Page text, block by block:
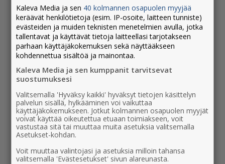
käynnissä ja pian palkitaan uudet, tämän
vuoden potentiaalisimmat kasvajat Kasvu
Openin tittelillä. Kaleva Medialta yrityksiä
sparraamassa ovat asiakkuusjohtaja Toni
Kyllönen sekä mainostoimiston
tuotantojohtaja Petteri Parhi. Vielä ehdit
hakea mukaan Pohjois-Pohjanmaan
Kasvupolku-ohjelmaan 19.3.2024 saakka –
hae mukaan tästä.
TEKSTI: HEIDI KANANEN
KASVU
MISTÄ
Kaleva Media ja sen 40 kolmannen osapuolen myyjää
keräävät henkilötietoja (esim. IP-osoite, laitteen tunniste)
evästeiden ja muiden teknisten menetelmien avulla, jotka
tallentavat ja käyttävät tietoja laitteellasi tarjotakseen
parhaan käyttäjäkokemuksen sekä näyttääkseen
kohdennettua sisältöä ja mainontaa.
Kaleva Media ja sen kumppanit tarvitsevat
suostumuksesi
Valitsemalla 'Hyväksy kaikki' hyväksyt tietojen käsittelyn
palvelun sisällä, hylkääminen voi vaikuttaa
käyttäjäkokemukseen. Jotkut kolmannen osapuolen myyjät
voivat käyttää oikeutettua etuaan toimiakseen, voit
vastustaa sitä tai muuttaa muita asetuksia valitsemalla
Asetukset-kohdan.
Voit muuttaa valintojasi ja asetuksia milloin tahansa
valitsemalla 'Evästesetukset' sivun alareunasta.